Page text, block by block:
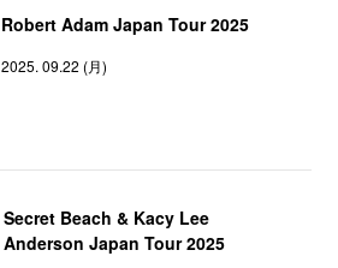
Robert Adam Japan Tour 2025
2025. 09.22 (月)
Secret Beach & Kacy Lee
Anderson Japan Tour 2025